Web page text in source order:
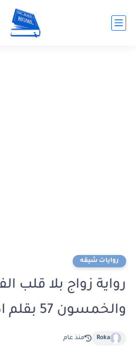
روايات شيقه
رواية زواج بلا قلب
والخمسون 57 بقلم ادم نارو
Roka منذ عام